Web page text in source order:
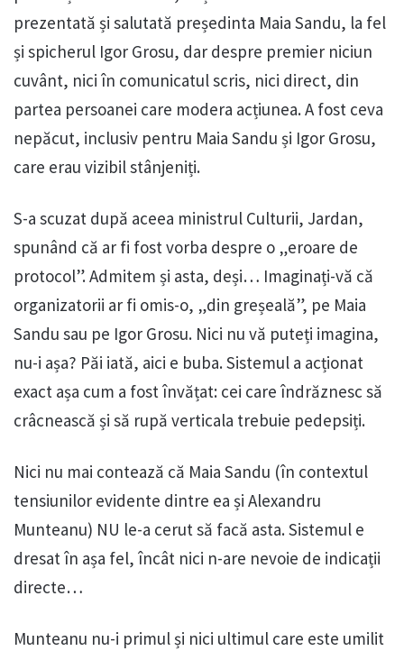
prezentată și salutată președinta Maia Sandu, la fel
și spicherul Igor Grosu, dar despre premier niciun
cuvânt, nici în comunicatul scris, nici direct, din
partea persoanei care modera acțiunea. A fost ceva
nepăcut, inclusiv pentru Maia Sandu și Igor Grosu,
care erau vizibil stânjeniți.
S-a scuzat după aceea ministrul Culturii, Jardan,
spunând că ar fi fost vorba despre o „eroare de
protocol”. Admitem și asta, deși… Imaginați-vă că
organizatorii ar fi omis-o, „din greșeală”, pe Maia
Sandu sau pe Igor Grosu. Nici nu vă puteți imagina,
nu-i așa? Păi iată, aici e buba. Sistemul a acționat
exact așa cum a fost învățat: cei care îndrăznesc să
crâcnească și să rupă verticala trebuie pedepsiți.
Nici nu mai contează că Maia Sandu (în contextul
tensiunilor evidente dintre ea și Alexandru
Munteanu) NU le-a cerut să facă asta. Sistemul e
dresat în așa fel, încât nici n-are nevoie de indicații
directe…
Munteanu nu-i primul și nici ultimul care este umilit